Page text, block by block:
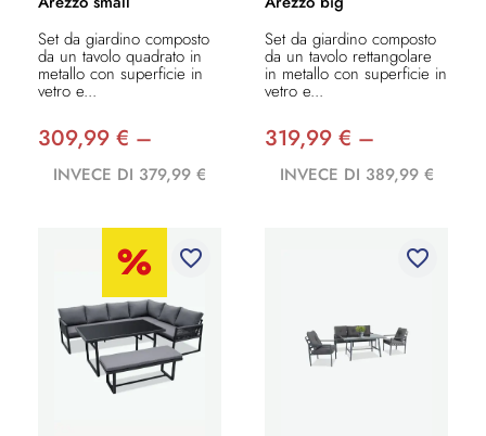
Set da giardino composto
da un tavolo quadrato in
metallo con superficie in
vetro e...
309,99 € –
INVECE DI 379,99 €
Set da giardino composto
da un tavolo rettangolare
in metallo con superficie in
vetro e...
319,99 € –
INVECE DI 389,99 €
favorite_border favorite_border